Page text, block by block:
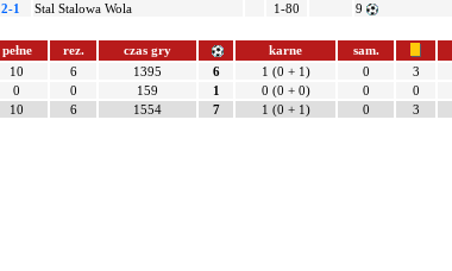
2-1 Stal Stalowa Wola 1-80 9
pełne rez. czas gry karne
sam.
10 6 1395 6 1 (0 + 1) 0 3
0 0 159 1 0 (0 + 0) 0 0
10 6 1554 7 1 (0 + 1) 0 3